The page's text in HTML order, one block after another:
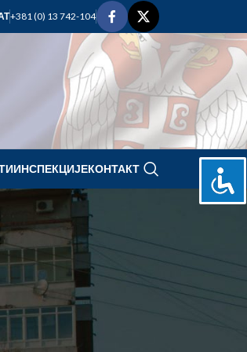
+381 (0) 13 742-104
ИНСПЕКЦИЈЕКОНТАКТ
februar 2026.
S Č P